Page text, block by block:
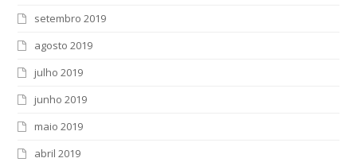
setembro 2019
agosto 2019
julho 2019
junho 2019
maio 2019
abril 2019